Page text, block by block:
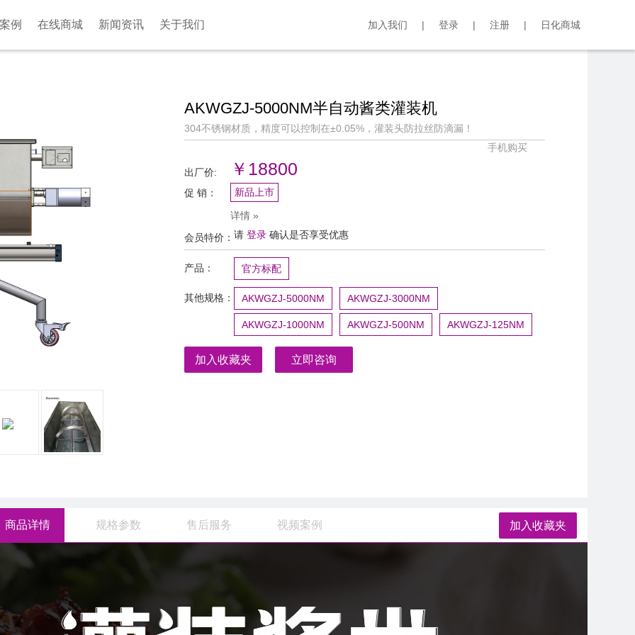
例 在线商城 新闻资讯 关于我们 加入我们 | 登录 | 注册 | 日化商城
AKWGZJ-5000NM半自动酱类灌装机
304不锈钢材质，精度可以控制在±0.05%，灌装头防拉丝防滴漏！
手机购买
出厂价: ￥18800
促 销： 新品上市
详情 »
会员特价：请登录 确认是否享受优惠
产品： 官方标配
其他规格： AKWGZJ-5000NM AKWGZJ-3000NM
AKWGZJ-1000NM AKWGZJ-500NM AKWGZJ-125NM
加入收藏夹 立即咨询
商品详情 规格参数 售后服务 视频案例 加入收藏夹